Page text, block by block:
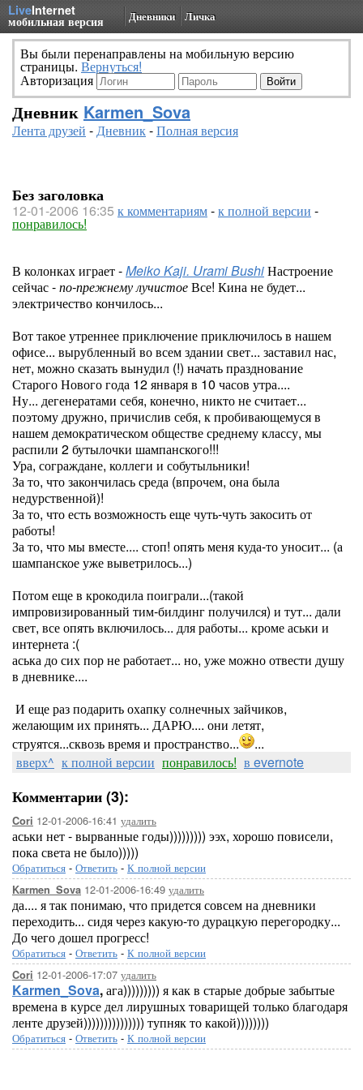
LiveInternet
мобильная версия Дневники Личка
Вы были перенаправлены на мобильную версию
страницы. Вернуться!
Авторизация
Дневник Karmen_Sova
Лента друзей -Дневник-Полная версия
Без заголовка
12-01-2006 16:35 к комментариям-к полной версии -
понравилось!
В колонках играет -Meiko Kaji. Urami BushiНастроение
сейчас -по-прежнему лучистоеВсе! Кина не будет...
электричество кончилось...
Вот такое утреннее приключение приключилось в нашем
офисе... вырубленный во всем здании свет... заставил нас,
нет, можно сказать вынудил (!) начать празднование
Старого Нового года 12 января в 10 часов утра....
Ну... дегенератами себя, конечно, никто не считает...
поэтому дружно, причислив себя, к пробивающемуся в
нашем демократическом обществе среднему классу, мы
распили 2 бутылочки шампанского!!!
Ура, сограждане, коллеги и собутыльники!
За то, что закончилась среда (впрочем, она была
недурственной)!
За то, что есть возможность еще чуть-чуть закосить от
работы!
За то, что мы вместе.... стоп! опять меня куда-то уносит... (а
шампанское уже выветрилось...)
Потом еще в крокодила поиграли...(такой
импровизированный тим-билдинг получился) и тут... дали
свет, все опять включилось... для работы... кроме аськи и
интернета :(
аська до сих пор не работает... но, уже можно отвести душу
в дневнике....
И еще раз подарить охапку солнечных зайчиков,
желающим их принять... ДАРЮ.... они летят,
струятся...сквозь время и пространство...
...
вверх^ к полной версии понравилось! в evernote
Комментарии (3):
Cori 12-01-2006-16:41 удалить
аськи нет - вырванные годы))))))))) ээх, хорошо повисели,
пока света не было)))))
Обратиться - Ответить - К полной версии
Karmen_Sova 12-01-2006-16:49 удалить
да.... я так понимаю, что придется совсем на дневники
переходить... сидя через какую-то дурацкую перегородку...
До чего дошел прогресс!
Обратиться - Ответить - К полной версии
Cori 12-01-2006-17:07 удалить
Karmen_Sova,ага))))))))) я как в старые добрые забытые
времена в курсе дел лирушных товарищей только благодаря
ленте друзей))))))))))))))) тупняк то какой))))))))
Обратиться - Ответить - К полной версии